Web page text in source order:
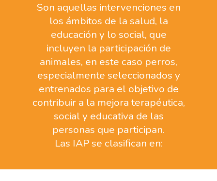
Son aquellas intervenciones en
los ámbitos de la salud, la
educación y lo social, que
incluyen la participación de
animales, en este caso perros,
especialmente seleccionados y
entrenados para el objetivo de
contribuir a la mejora terapéutica,
social y educativa de las
personas que participan.
Las IAP se clasifican en: